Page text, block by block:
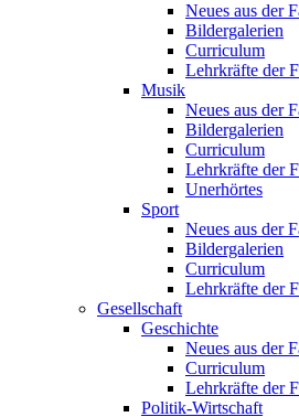
Neues aus der
Bildergalerien
Curriculum
Lehrkräfte der
Musik
Neues aus der
Bildergalerien
Curriculum
Lehrkräfte der
Unerhörtes
Sport
Neues aus der
Bildergalerien
Curriculum
Lehrkräfte der
Gesellschaft
Geschichte
Neues aus der
Curriculum
Lehrkräfte der
Politik-Wirtschaft